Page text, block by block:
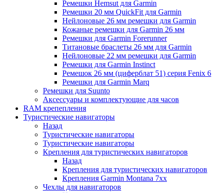
Ремешки Hemsut для Garmin
Ремешки 20 мм QuickFit для Garmin
Нейлоновые 26 мм ремешки для Garmin
Кожаные ремешки для Garmin 26 мм
Ремешки для Garmin Forerunner
Титановые браслеты 26 мм для Garmin
Нейлоновые 22 мм ремешки для Garmin
Ремешки для Garmin Instinct
Ремешок 26 мм (циферблат 51) серия Fenix 6
Ремешки для Garmin Marq
Ремешки для Suunto
Аксессуары и комплектующие для часов
RAM крепепления
Туристические навигаторы
Назад
Туристические навигаторы
Туристические навигаторы
Крепления для туристических навигаторов
Назад
Крепления для туристических навигаторов
Крепления Garmin Montana 7xx
Чехлы для навигаторов